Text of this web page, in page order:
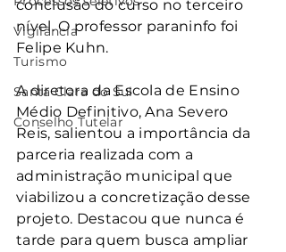
Vigilância
Turismo
Santa Clara do Sul
Conselho Tutelar
conclusão do curso no terceiro
nível. O professor paraninfo foi
Felipe Kuhn.
A diretora da Escola de Ensino
Médio Definitivo, Ana Severo
Reis, salientou a importância da
parceria realizada com a
administração municipal que
viabilizou a concretização desse
projeto. Destacou que nunca é
tarde para quem busca ampliar